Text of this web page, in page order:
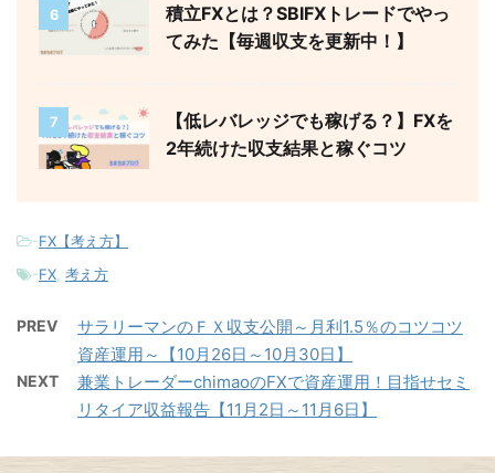
6
積立FXとは？SBIFXトレードでやっ
てみた【毎週収支を更新中！】
7
【低レバレッジでも稼げる？】FXを
2年続けた収支結果と稼ぐコツ
-FX【考え方】
-FX, 考え方
PREV
サラリーマンのＦＸ収支公開～月利1.5％のコツコツ
資産運用～【10月26日～10月30日】
NEXT
兼業トレーダーchimaoのFXで資産運用！目指せセミ
リタイア収益報告【11月2日～11月6日】